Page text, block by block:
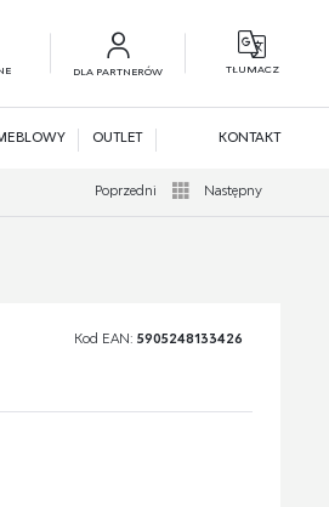
DLA PARTNERÓW TŁUMACZ
OUTLET KONTAKT
Poprzedni Następny
Kod EAN: 5905248133426